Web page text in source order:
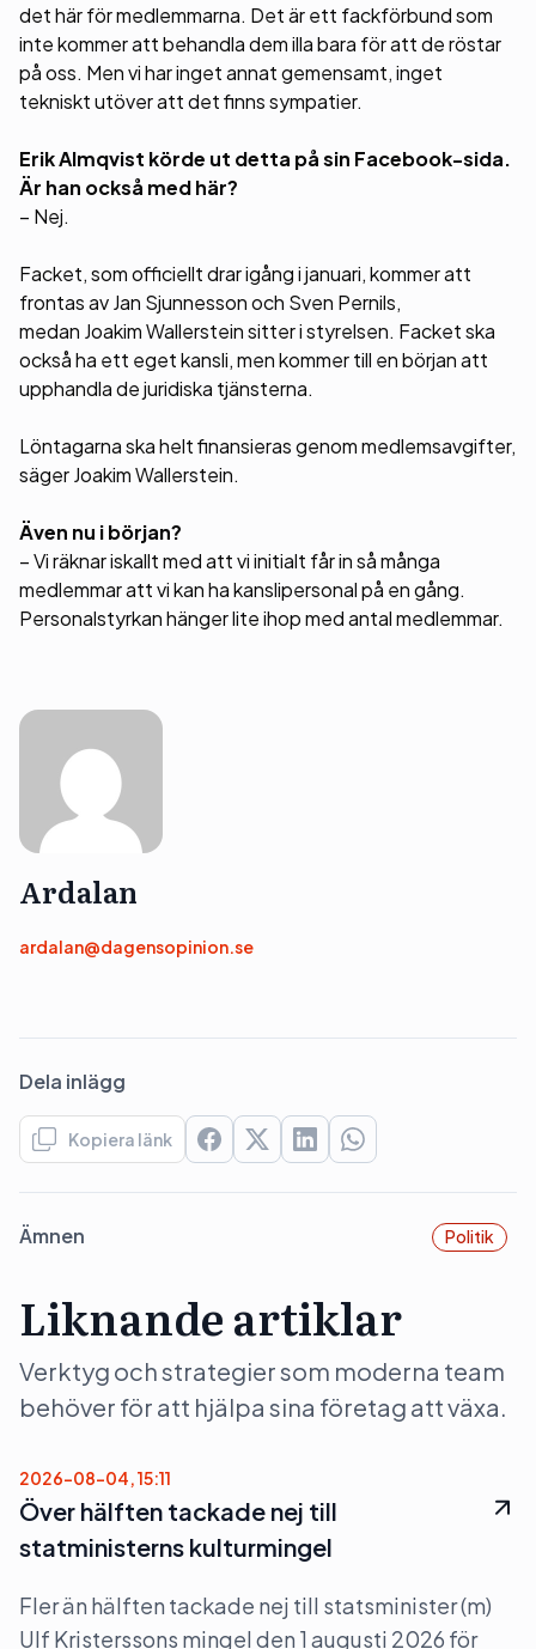
det här för medlemmarna. Det är ett fackförbund som
inte kommer att behandla dem illa bara för att de röstar
på oss. Men vi har inget annat gemensamt, inget
tekniskt utöver att det finns sympatier.
Erik Almqvist körde ut detta på sin Facebook-sida.
Är han också med här?
– Nej.
Facket, som officiellt drar igång i januari, kommer att
frontas av Jan Sjunnesson och Sven Pernils,
medan Joakim Wallerstein sitter i styrelsen. Facket ska
också ha ett eget kansli, men kommer till en början att
upphandla de juridiska tjänsterna.
Löntagarna ska helt finansieras genom medlemsavgifter,
säger Joakim Wallerstein.
Även nu i början?
– Vi räknar iskallt med att vi initialt får in så många
medlemmar att vi kan ha kanslipersonal på en gång.
Personalstyrkan hänger lite ihop med antal medlemmar.
Ardalan
ardalan@dagensopinion.se
Dela inlägg
Kopiera länk
Ämnen Politik
Liknande artiklar
Verktyg och strategier som moderna team
behöver för att hjälpa sina företag att växa.
2026-08-04, 15:11
Över hälften tackade nej till
statministerns kulturmingel
Fler än hälften tackade nej till statsminister (m)
Ulf Kristerssons mingel den 1 augusti 2026 för